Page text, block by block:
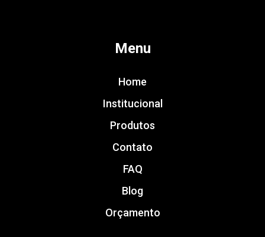
Menu
Home
Institucional
Produtos
Contato
FAQ
Blog
Orçamento